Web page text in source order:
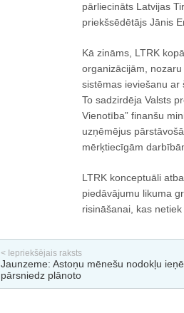
pārliecināts Latvijas
priekšsēdētājs Jānis
Kā zināms, LTRK
organizācijām,
sistēmas ieviešanu ar
To sadzirdēja Valsts
Vienotība” finanšu
uzņēmējus
mērķtiecīgām
LTRK konceptuāli
piedāvājumu likuma
risināšanai, kas
< Iepriekšējais raksts
Jaunzeme: Astoņu mēnešu nodokļu
pārsniedz plānoto